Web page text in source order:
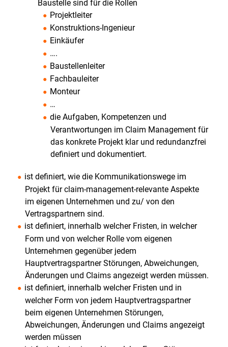
Baustelle sind für die Rollen
Projektleiter
Konstruktions-Ingenieur
Einkäufer
….
Baustellenleiter
Fachbauleiter
Monteur
…
die Aufgaben, Kompetenzen und
Verantwortungen im Claim Management für
das konkrete Projekt klar und redundanzfrei
definiert und dokumentiert.
ist definiert, wie die Kommunikationswege im
Projekt für claim-management-relevante Aspekte
im eigenen Unternehmen und zu/ von den
Vertragspartnern sind.
ist definiert, innerhalb welcher Fristen, in welcher
Form und von welcher Rolle vom eigenen
Unternehmen gegenüber jedem
Hauptvertragspartner Störungen, Abweichungen,
Änderungen und Claims angezeigt werden müssen.
ist definiert, innerhalb welcher Fristen und in
welcher Form von jedem Hauptvertragspartner
beim eigenen Unternehmen Störungen,
Abweichungen, Änderungen und Claims angezeigt
werden müssen
Claim
Management/
Kundenbindung
und
andere
Widrigkeiten"
des
Claim
Managements"
"Corona-
Potentielle
Claims
anspruchswahrend
stellen"
"Corona-
Krise:
Stabilisieren
Sie
Ihre
laufenden
Projekte"
"Auswirkungen